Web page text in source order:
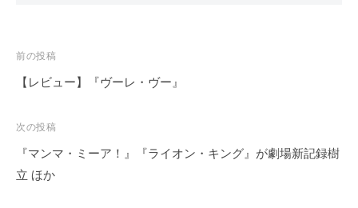
投
稿
ビ
ゲ
ー
前の投稿
【レビュー】『ヴーレ・ヴー』
次の投稿
『マンマ・ミーア！』『ライオン・キング』が劇場新記録樹
立 ほか